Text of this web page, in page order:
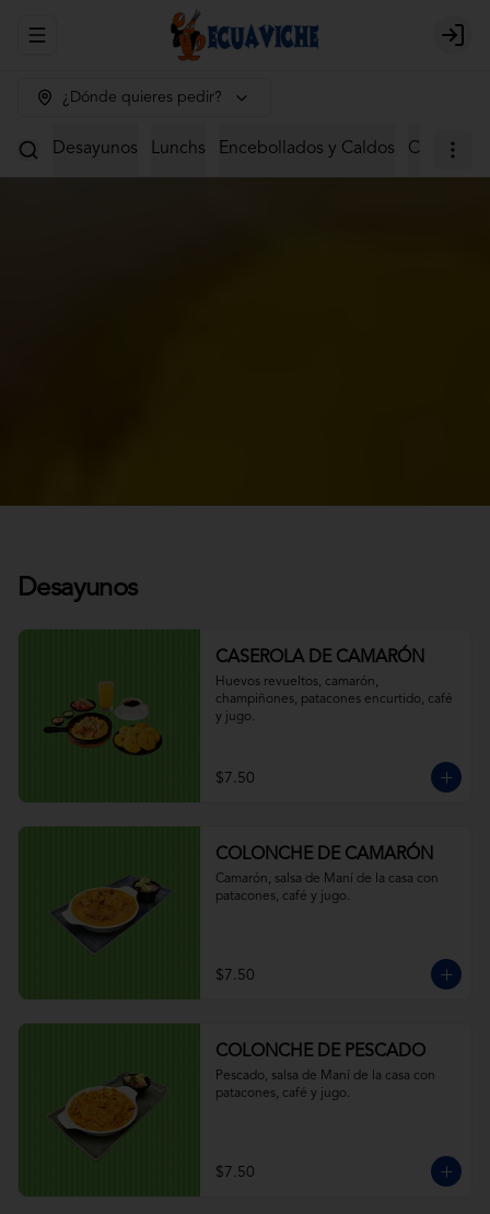
Abrir menu de navegación Login
¿Dónde quieres pedir?
Desayunos Lunchs Encebollados y Caldos Ceviches
Desayunos
CASEROLA DE CAMARÓN
Huevos revueltos, camarón,
champiñones, patacones encurtido, café
y jugo.
$7.50
COLONCHE DE CAMARÓN
Camarón, salsa de Maní de la casa con
patacones, café y jugo.
$7.50
COLONCHE DE PESCADO
Pescado, salsa de Maní de la casa con
patacones, café y jugo.
$7.50